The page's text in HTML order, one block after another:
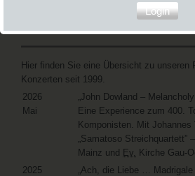
Hier finden Sie eine Übersicht zu unseren
Konzerten seit 1999.
2026
Mai
„John Dowland – Melancholy
Eine Experience zum 400.
Komponisten. Mit Johannes
„Samatoso Streichquartett”
Mainz und Ev. Kirche Gau-
2025
„Ach, die Liebe … Madrigale